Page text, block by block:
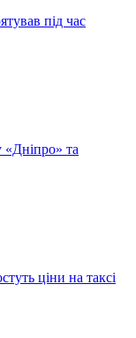
під час
та
ціни на таксі